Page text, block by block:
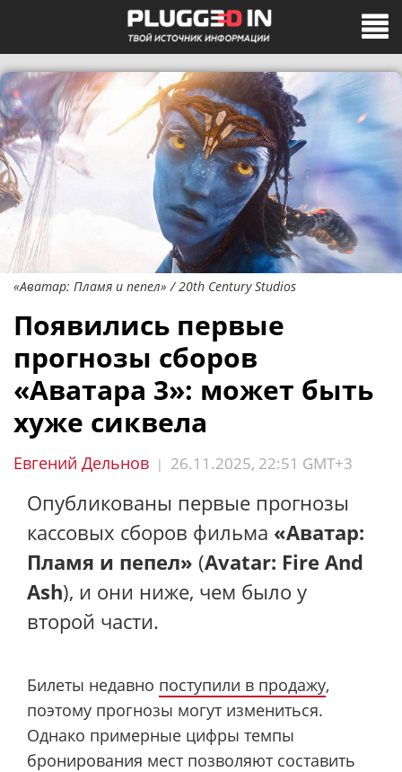
«Аватар: Пламя и пепел» / 20th Century Studios
Появились первые
прогнозы сборов
«Аватара 3»: может быть
хуже сиквела
Евгений Дельнов | 26.11.2025, 22:51 GMT+3
Опубликованы первые прогнозы
кассовых сборов фильма «Аватар:
Пламя и пепел» (Avatar: Fire And
Ash), и они ниже, чем было у
второй части.
Билеты недавно поступили в продажу,
поэтому прогнозы могут измениться.
Однако примерные цифры темпы
бронирования мест позволяют составить